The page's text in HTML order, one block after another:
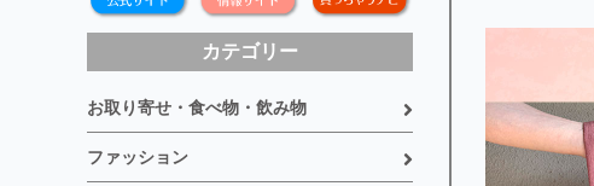
カテゴリー
お取り寄せ・食べ物・飲み物
ファッション